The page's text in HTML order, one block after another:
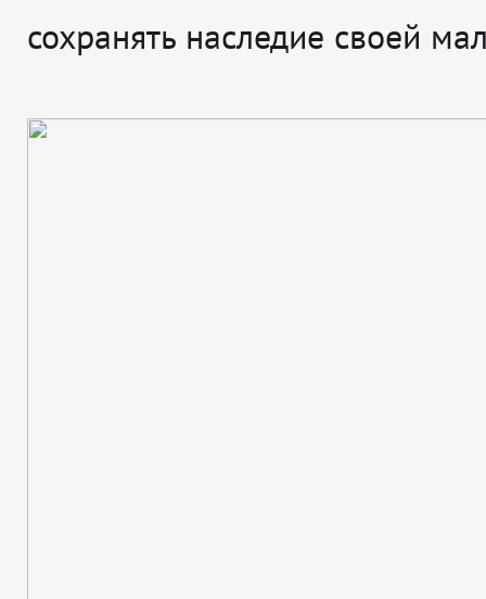
сохранять наследие своей